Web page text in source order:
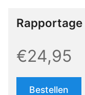
€24,95
Bestellen